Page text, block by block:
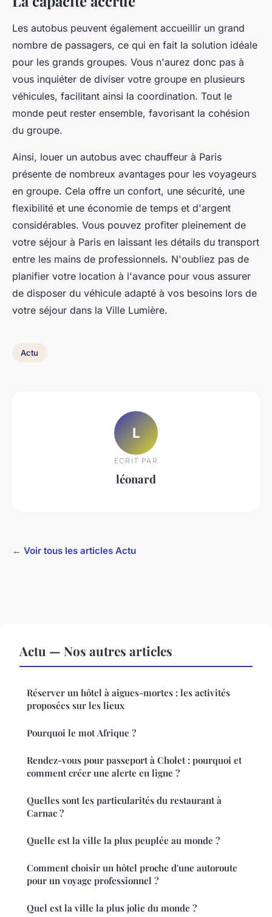
Les autobus peuvent également accueillir un grand
nombre de passagers, ce qui en fait la solution idéale
pour les grands groupes. Vous n'aurez donc pas à
vous inquiéter de diviser votre groupe en plusieurs
véhicules, facilitant ainsi la coordination. Tout le
monde peut rester ensemble, favorisant la cohésion
du groupe.
Ainsi, louer un autobus avec chauffeur à Paris
présente de nombreux avantages pour les voyageurs
en groupe. Cela offre un confort, une sécurité, une
flexibilité et une économie de temps et d'argent
considérables. Vous pouvez profiter pleinement de
votre séjour à Paris en laissant les détails du transport
entre les mains de professionnels. N'oubliez pas de
planifier votre location à l'avance pour vous assurer
de disposer du véhicule adapté à vos besoins lors de
votre séjour dans la Ville Lumière.
Actu
L
ECRIT PAR
léonard
← Voir tous les articles Actu
Actu — Nos autres articles
Réserver un hôtel à aigues-mortes : les activités
proposées sur les lieux
Pourquoi le mot Afrique ?
Rendez-vous pour passeport à Cholet : pourquoi et
comment créer une alerte en ligne ?
Quelles sont les particularités du restaurant à
Carnac ?
Quelle est la ville la plus peuplée au monde ?
Comment choisir un hôtel proche d'une autoroute
pour un voyage professionnel ?
Quel est la ville la plus jolie du monde ?